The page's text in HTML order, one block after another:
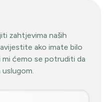
zahtjevima naših
ako imate bilo
ćemo se potruditi da